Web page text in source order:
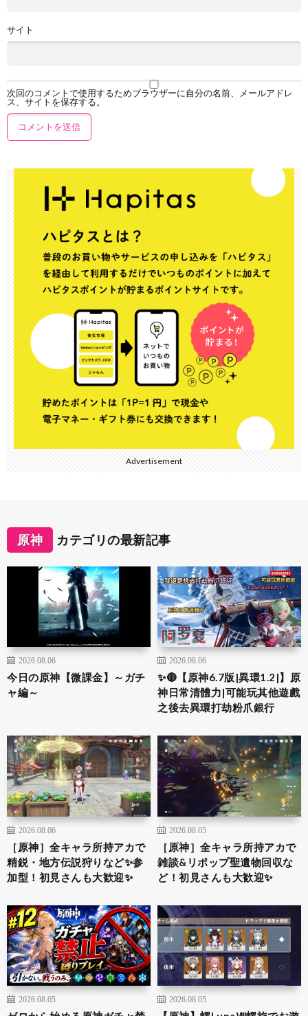
サイト
次回のコメントで使用するためブラウザーに自分の名前、メールアドレ
ス、サイトを保存する。
Advertisement
原神 カテゴリの最新記事
2026.08.06
今日の原神【微課金】～ガチ
ャ編～
2026.08.06
✨🔴【原神6.7版|異環1.2|】原
神日常清體力|可能玩其他遊戲
之後去異環打劫粉爪銀行
2026.08.06
［原神］全キャラ所持アカで
精鋭・地方伝説狩りなど✨参
加型！初見さんも大歓迎✨
2026.08.05
［原神］全キャラ所持アカで
雑談&リポップ聖遺物回収な
ど！初見さんも大歓迎✨
2026.08.05 2026.08.05